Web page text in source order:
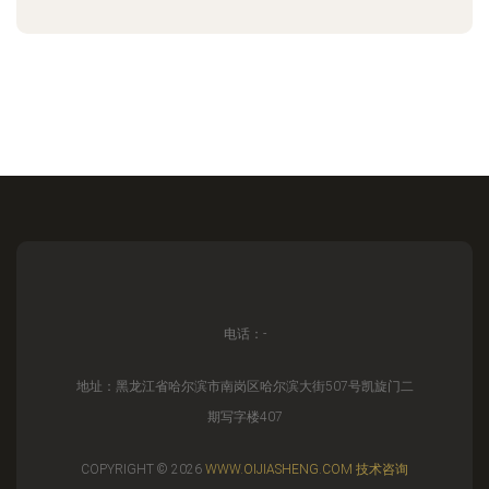
电话：-
地址：黑龙江省哈尔滨市南岗区哈尔滨大街507号凯旋门二
期写字楼407
COPYRIGHT © 2026 WWW.OIJIASHENG.COM 技术咨询